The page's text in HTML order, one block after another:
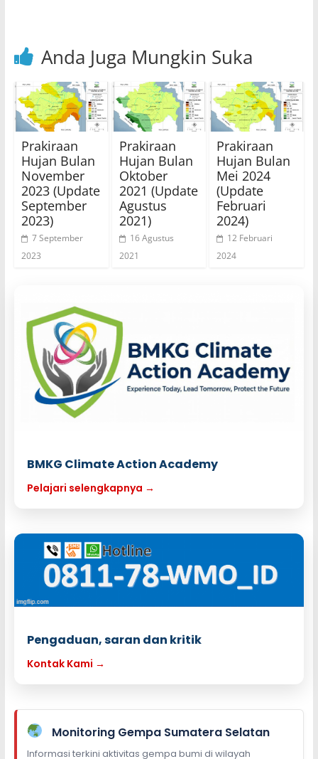
Anda Juga Mungkin Suka
Prakiraan
Hujan Bulan
November
2023 (Update
September
2023)
7 September
2023
Prakiraan
Hujan Bulan
Oktober
2021 (Update
Agustus
2021)
16 Agustus
2021
Prakiraan
Hujan Bulan
Mei 2024
(Update
Februari
2024)
12 Februari
2024
BMKG Climate Action Academy
Pelajari selengkapnya →
Pengaduan, saran dan kritik
Kontak Kami →
Monitoring Gempa Sumatera Selatan
Informasi terkini aktivitas gempa bumi di wilayah